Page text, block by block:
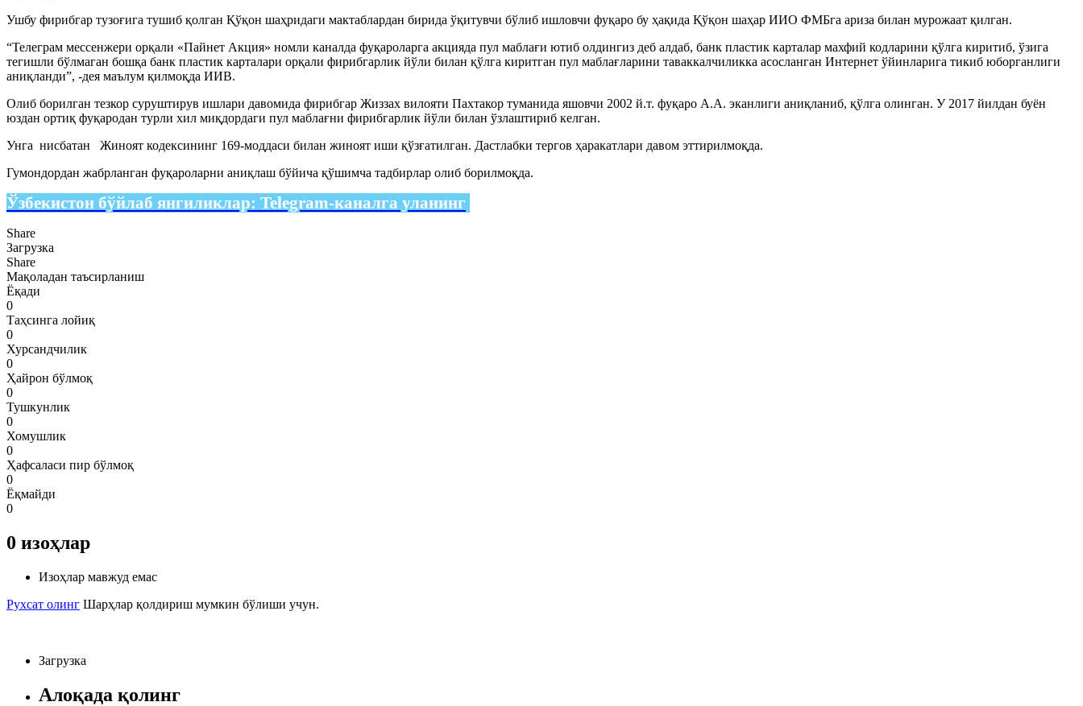
Ушбу фирибгар тузоғига тушиб қолган Қўқон шаҳридаги мактаблардан бирида ўқитувчи бўлиб ишловчи фуқаро бу ҳақида Қўқон шаҳар ИИО ФМБга ариза билан мурожаат қилган.
“Телеграм мессенжери орқали «Пайнет Акция» номли каналда фуқароларга акцияда пул маблағи ютиб олдингиз деб алдаб, банк пластик карталар махфий кодларини қўлга киритиб, ўзига
тегишли бўлмаган бошқа банк пластик карталари орқали фирибгарлик йўли билан қўлга киритган пул маблағларини таваккалчиликка асосланган Интернет ўйинларига тикиб юборганлиги
аниқланди”, -дея маълум қилмоқда ИИВ.
Олиб борилган тезкор суруштирув ишлари давомида фирибгар Жиззах вилояти Пахтакор туманида яшовчи 2002 й.т. фуқаро А.А. эканлиги аниқланиб, қўлга олинган. У 2017 йилдан буён
юздан ортиқ фуқародан турли хил миқдордаги пул маблағни фирибгарлик йўли билан ўзлаштириб келган.
Унга нисбатан Жиноят кодексининг 169-моддаси билан жиноят иши қўзғатилган. Дастлабки тергов ҳаракатлари давом эттирилмоқда.
Гумондордан жабрланган фуқароларни аниқлаш бўйича қўшимча тадбирлар олиб борилмоқда.
Ўзбекистон бўйлаб янгиликлар: Telegram-каналга уланинг
Share
Загрузка
Share
Мақоладан таъсирланиш
Ёқади
0
Таҳсинга лойиқ
0
Хурсандчилик
0
Ҳайрон бўлмоқ
0
Тушкунлик
0
Хомушлик
0
Ҳафсаласи пир бўлмоқ
0
Ёқмайди
0
0 изоҳлар
Изоҳлар мавжуд емас
Рухсат олинг Шарҳлар қолдириш мумкин бўлиши учун.
Загрузка
Алоқада қолинг